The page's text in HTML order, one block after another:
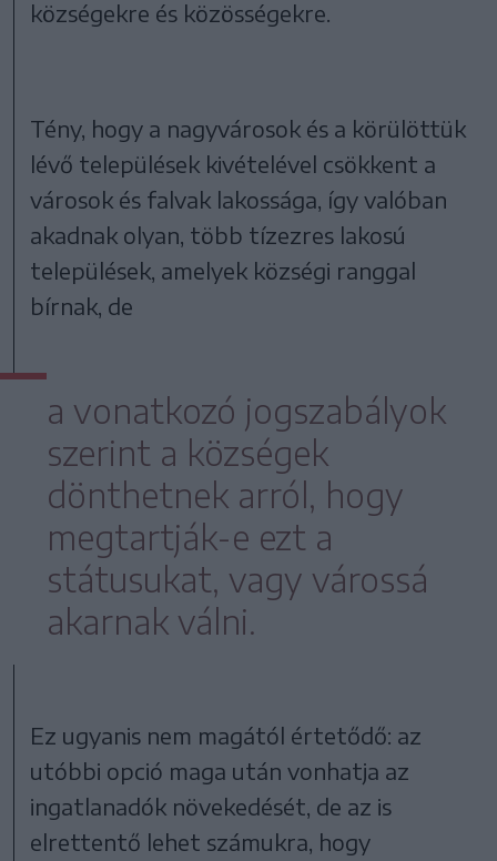
községekre és közösségekre.
Tény, hogy a nagyvárosok és a körülöttük
lévő települések kivételével csökkent a
városok és falvak lakossága, így valóban
akadnak olyan, több tízezres lakosú
települések, amelyek községi ranggal
bírnak, de
a vonatkozó jogszabályok
szerint a községek
dönthetnek arról, hogy
megtartják-e ezt a
státusukat, vagy várossá
akarnak válni.
Ez ugyanis nem magától értetődő: az
utóbbi opció maga után vonhatja az
ingatlanadók növekedését, de az is
elrettentő lehet számukra, hogy